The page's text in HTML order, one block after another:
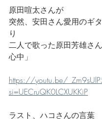
原田喧太さんが
突然、安田さん愛用のギ
り
二人で歌った原田芳雄さ
心中」
https://youtu.be/
si=UECruQK0LCXUKKiP
ラスト、ハコさんの言葉